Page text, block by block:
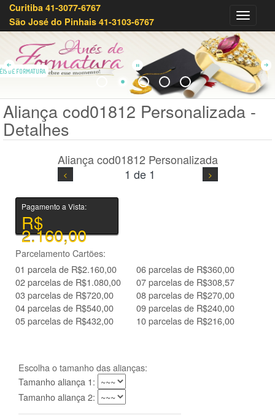
Joias
41-
3233-
7879
Curitiba 41-3077-6767
São José do Pinhais 41-3103-6767
DE FORMATURA
Aliança cod01812 Personalizada -
Detalhes
Aliança cod01812 Personalizada
1 de 1
Pagamento a Vista:
R$
2.160,00
Parcelamento Cartões:
01 parcela de R$2.160,00
02 parcelas de R$1.080,00
03 parcelas de R$720,00
04 parcelas de R$540,00
05 parcelas de R$432,00
06 parcelas de R$360,00
07 parcelas de R$308,57
08 parcelas de R$270,00
09 parcelas de R$240,00
10 parcelas de R$216,00
Escolha o tamanho das alianças:
Tamanho aliança 1:
Tamanho aliança 2: